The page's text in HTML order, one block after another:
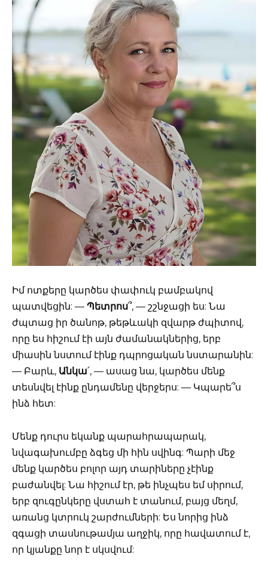
Իմ ոտքերը կարծես փափուկ բամբակով
պատվեցին: — Պետրոս՞, — շշնջացի ես: Նա
ժպտաց իր ծանոթ, թեթևակի զվարթ ժպիտով,
որը ես հիշում էի այն ժամանակներից, երբ
միասին նստում էինք դպրոցական նստարանին:
— Բարև, Անկա՛, — ասաց նա, կարծես մենք
տեսնվել էինք ընդամենը վերջերս: — Կպարե՞ս
ինձ հետ:
Մենք դուրս եկանք պարահրապարակ,
նվագախումբը ձգեց մի հին սվինգ: Պարի մեջ
մենք կարծես բոլոր այդ տարիները չէինք
բաժանվել: Նա հիշում էր, թե ինչպես եմ սիրում,
երբ զուգընկերը վստահ է տանում, բայց մեղմ,
առանց կտրուկ շարժումների: Ես նորից ինձ
զգացի տասնութամյա աղջիկ, որը հավատում է,
որ կյանքը նոր է սկսվում: